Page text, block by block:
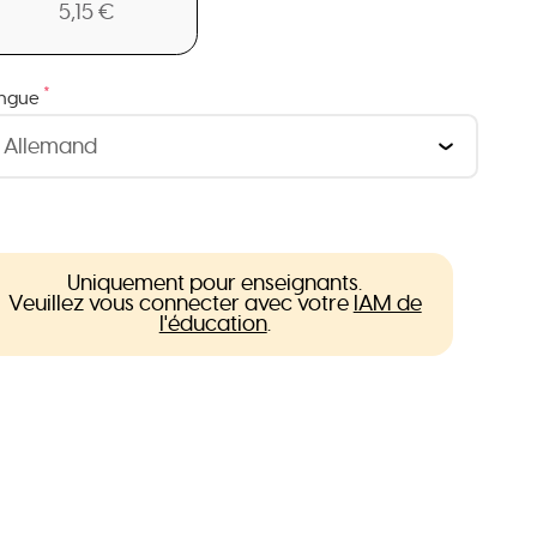
5,15 €
*
Uniquement pour enseignants.
Veuillez vous connecter avec votre IAM de
l'éducation.